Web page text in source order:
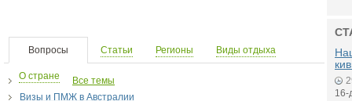
Вопросы Статьи Регионы Виды отдыха
О стране
Все темы
Визы и ПМЖ в Австралии
16-